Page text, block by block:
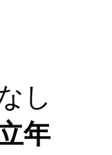
年